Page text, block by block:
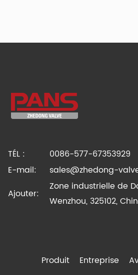
TÉL :
0086-577-67353929
E-mail:
sales@zhedong-
Ajouter:
Zone industrielle de
Wenzhou, 325102,
Produit Entreprise